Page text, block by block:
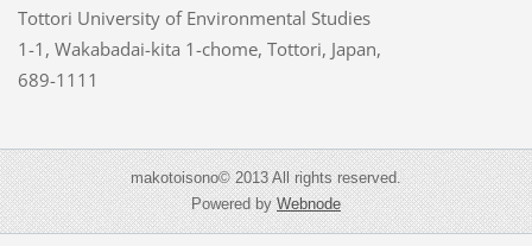
Tottori University of Environmental Studies
1-1, Wakabadai-kita 1-chome, Tottori, Japan,
689-1111
makotoisono© 2013 All rights reserved.
Powered byWebnode